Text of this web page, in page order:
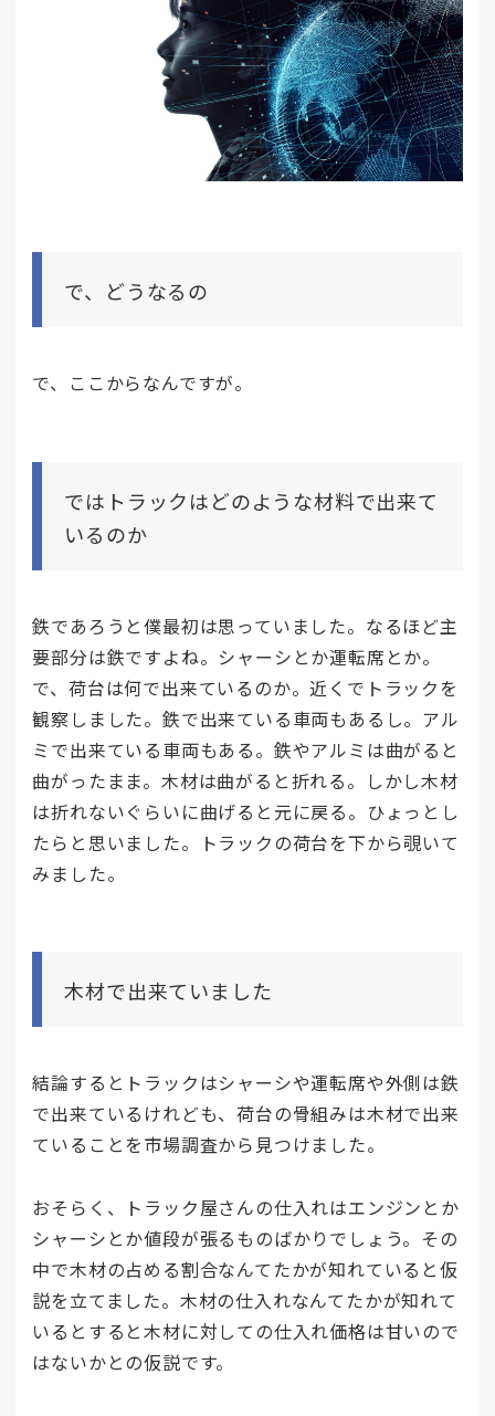
で、どうなるの
で、ここからなんですが。
ではトラックはどのような材料で出来て
いるのか
鉄であろうと僕最初は思っていました。なるほど主
要部分は鉄ですよね。シャーシとか運転席とか。
で、荷台は何で出来ているのか。近くでトラックを
観察しました。鉄で出来ている車両もあるし。アル
ミで出来ている車両もある。鉄やアルミは曲がると
曲がったまま。木材は曲がると折れる。しかし木材
は折れないぐらいに曲げると元に戻る。ひょっとし
たらと思いました。トラックの荷台を下から覗いて
みました。
木材で出来ていました
結論するとトラックはシャーシや運転席や外側は鉄
で出来ているけれども、荷台の骨組みは木材で出来
ていることを市場調査から見つけました。
おそらく、トラック屋さんの仕入れはエンジンとか
シャーシとか値段が張るものばかりでしょう。その
中で木材の占める割合なんてたかが知れていると仮
説を立てました。木材の仕入れなんてたかが知れて
いるとすると木材に対しての仕入れ価格は甘いので
はないかとの仮説です。